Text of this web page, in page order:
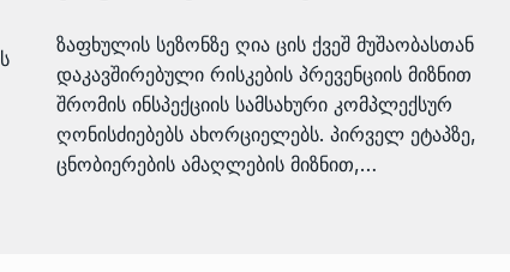
ზაფხულის სეზონზე ღია ცის ქვეშ მუშაობასთან
დაკავშირებული რისკების პრევენციის მიზნით
შრომის ინსპექციის სამსახური კომპლექსურ
ღონისძიებებს ახორციელებს. პირველ ეტაპზე,
ცნობიერების ამაღლების მიზნით,…